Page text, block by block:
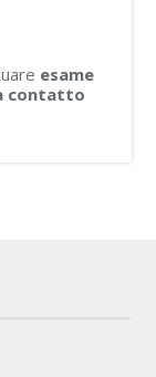
esame
contatto